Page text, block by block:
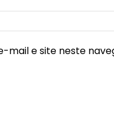
mail e site neste